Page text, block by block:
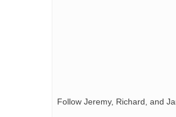
Follow Jeremy, Richard, and